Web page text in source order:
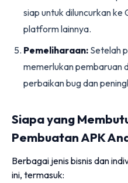
siap untuk diluncurkan ke
platform lainnya.
Pemeliharaan: Setelah
memerlukan pembaruan
perbaikan bug dan
Siapa yang
Pembuatan APK
Berbagai jenis bisnis dan
ini, termasuk: